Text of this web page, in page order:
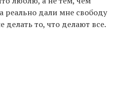
реально дали мне свободу
то, что делают все.